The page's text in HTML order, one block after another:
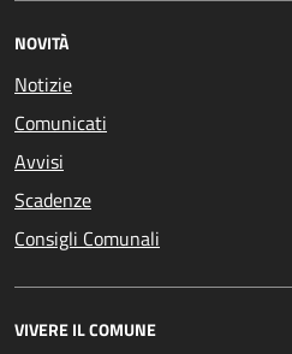
NOVITÀ
Notizie
Comunicati
Avvisi
Scadenze
Consigli Comunali
VIVERE IL COMUNE